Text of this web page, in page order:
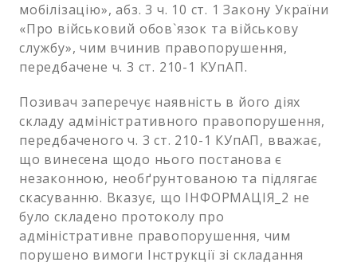
мобілізацію», абз. 3 ч. 10 ст. 1 Закону України
«Про військовий обов`язок та військову
службу», чим вчинив правопорушення,
передбачене ч. 3 ст. 210-1 КУпАП.
Позивач заперечує наявність в його діях
складу адміністративного правопорушення,
передбаченого ч. 3 ст. 210-1 КУпАП, вважає,
що винесена щодо нього постанова є
незаконною, необґрунтованою та підлягає
скасуванню. Вказує, що ІНФОРМАЦІЯ_2 не
було складено протоколу про
адміністративне правопорушення, чим
порушено вимоги Інструкції зі складання